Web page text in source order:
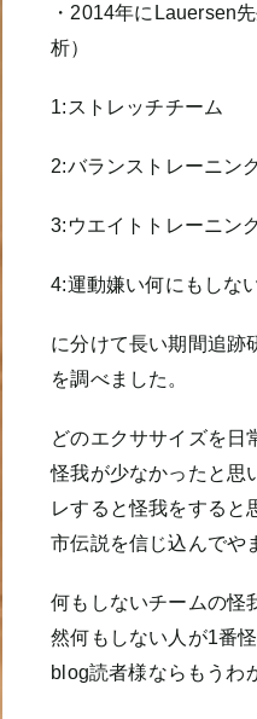
・2014年にLauersen
析）
1:ストレッチチーム
2:バランストレーニン
3:ウエイトトレーニン
4:運動嫌い何にもしな
に分けて長い期間追跡
を調べました。
どのエクササイズを日
怪我が少なかったと思
レすると怪我をすると
市伝説を信じ込んでや
何もしないチームの怪
然何もしない人が1番
blog読者様ならもうわ